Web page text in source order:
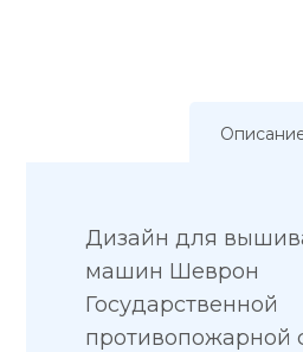
Дизайн для
машин Шеврон
Государственной